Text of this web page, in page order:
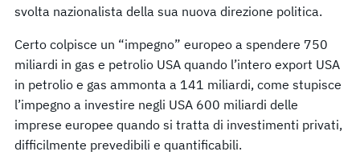
svolta nazionalista della sua nuova direzione politica.
Certo colpisce un “impegno” europeo a spendere 750
miliardi in gas e petrolio USA quando l’intero export USA
in petrolio e gas ammonta a 141 miliardi, come stupisce
l’impegno a investire negli USA 600 miliardi delle
imprese europee quando si tratta di investimenti privati,
difficilmente prevedibili e quantificabili.